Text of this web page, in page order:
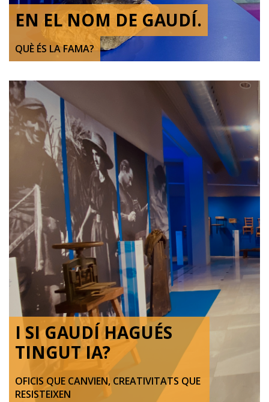
EN EL NOM DE GAUDÍ.
QUÈ ÉS LA FAMA?
I SI GAUDÍ HAGUÉS
TINGUT IA?
OFICIS QUE CANVIEN, CREATIVITATS QUE
RESISTEIXEN